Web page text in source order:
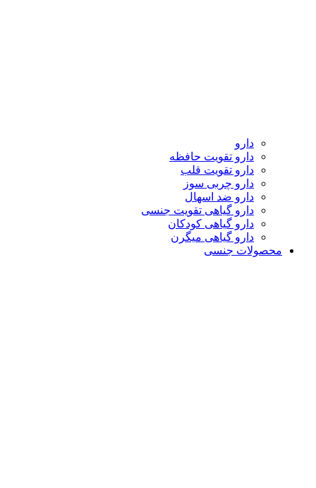
دارو
دارو تقویت حافظه
دارو تقویت قلب
دارو چربی سوز
دارو ضد اسهال
دارو گیاهی تقویت جنسی
دارو گیاهی کودکان
دارو گیاهی میگرن
محصولات جنسی